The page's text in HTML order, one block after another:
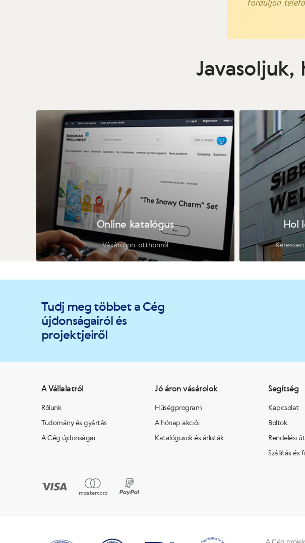
forduljon
Online katalógus
Vásároljon otthonról
Hol
Tudj meg többet a Cég
újdonságairól és
projektjeiről
A Vállalatról
Rólunk
Tudomány és gyártás
A Cég újdonságai
Jó áron vásárolok
Hűségprogram
A hónap akciói
Katalógusok és árlisták
Segítség
Kapcsolat
Boltok
Rendelési
Szállítás és